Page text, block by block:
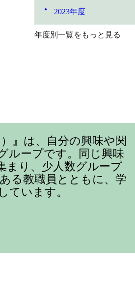
2023年度
年度別一覧をもっと見る
』は、自分の興味や関
ループです。同じ興味
まり、少人数グループ
る教職員とともに、学
ています。